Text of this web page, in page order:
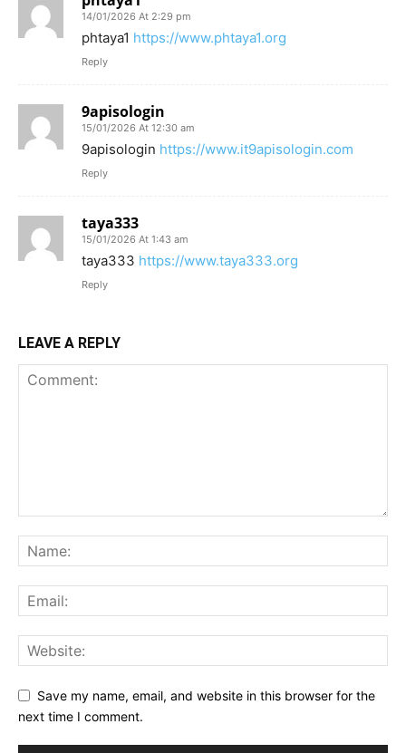
14/01/2026 At 2:29 pm
phtaya1 https://www.phtaya1.org
Reply
9apisologin
15/01/2026 At 12:30 am
9apisologin https://www.it9apisologin.com
Reply
taya333
15/01/2026 At 1:43 am
taya333 https://www.taya333.org
Reply
LEAVE A REPLY
Save my name, email, and website in this browser for the
next time I comment.